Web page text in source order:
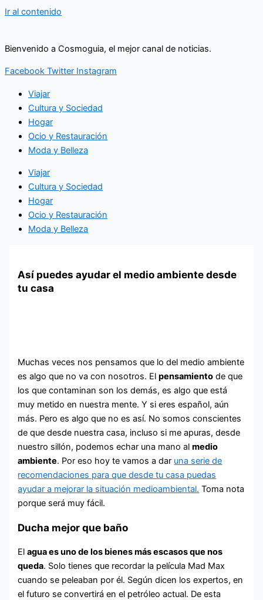
Ir al contenido
Bienvenido a Cosmoguia, el mejor canal de noticias.
Facebook Twitter Instagram
Viajar
Cultura y Sociedad
Hogar
Ocio y Restauración
Moda y Belleza
Viajar
Cultura y Sociedad
Hogar
Ocio y Restauración
Moda y Belleza
Así puedes ayudar el medio ambiente desde
tu casa
Muchas veces nos pensamos que lo del medio ambiente
es algo que no va con nosotros. Elpensamiento de que
los que contaminan son los demás, es algo que está
muy metido en nuestra mente. Y si eres español, aún
más. Pero es algo que no es así. No somos conscientes
de que desde nuestra casa, incluso si me apuras, desde
nuestro sillón, podemos echar una mano almedio
ambiente. Por eso hoy te vamos a dar una serie de
recomendaciones para que desde tu casa puedas
ayudar a mejorar la situación medioambiental. Toma nota
porque será muy fácil.
Ducha mejor que baño
Elagua es uno de los bienes más escasos que nos
queda. Solo tienes que recordar la película Mad Max
cuando se peleaban por él. Según dicen los expertos, en
el futuro se convertirá en el petróleo actual. De esta